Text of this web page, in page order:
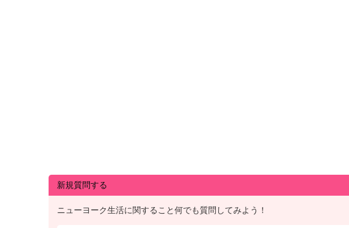
新規質問する
ニューヨーク生活に関すること何でも質問してみよう！